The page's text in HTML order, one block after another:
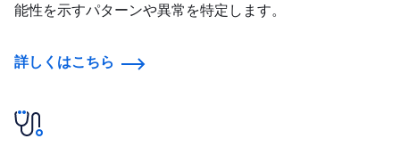
能性を示すパターンや異常を特定します。
詳しくはこちら